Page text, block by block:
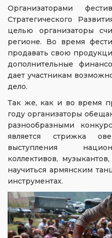
Организаторами
Стратегического
целью организаторы
регионе. Во время
продавать свою
дополнительные
дает участникам
дело.
Так же, как и во время
году организаторы
разнообразными
является стрижка
выступления
коллективов,
научиться армянским
инструментах.